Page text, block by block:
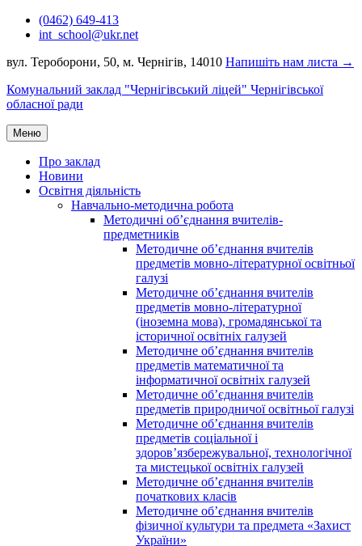
Перейти(0462) 649-413
int_school@ukr.net
вул. Тероборони, 50, м. Чернігів, 14010 Напишіть нам листа →
Комунальний заклад "Чернігівський ліцей" Чернігівської
обласної ради
Меню
Про заклад
Новини
Освітня діяльність
Навчально-методична робота
Методичні об’єднання вчителів-
предметників
Методичне об’єднання вчителів
предметів мовно-літературної освітньої
галузі
Методичне об’єднання вчителів
предметів мовно-літературної
(іноземна мова), громадянської та
історичної освітніх галузей
Методичне об’єднання вчителів
предметів математичної та
інформатичної освітніх галузей
Методичне об’єднання вчителів
предметів природничої освітньої галузі
Методичне об’єднання вчителів
предметів соціальної і
здоров’язбережувальної, технологічної
та мистецької освітніх галузей
Методичне об’єднання вчителів
початкових класів
Методичне об’єднання вчителів
фізичної культури та предмета «Захист
України»